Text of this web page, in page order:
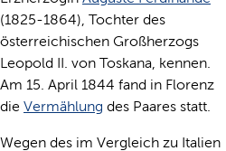
(1825-1864), Tochter des
österreichischen Großherzogs
Leopold II. von Toskana, kennen.
Am 15. April 1844 fand in Florenz
die Vermählung des Paares statt.
Wegen des im Vergleich zu Italien